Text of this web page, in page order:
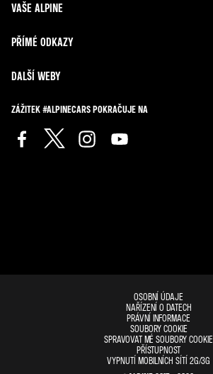
VAŠE ALPINE
PŘÍMÉ ODKAZY
DALŠÍ WEBY
ZÁŽITEK #ALPINECARS POKRAČUJE NA
OSOBNÍ ÚDAJE
NAŘÍZENÍ O DATECH
PRÁVNÍ INFORMACE
SOUBORY COOKIE
SPRAVOVAT MÉ SOUBORY COOKIE
PŘÍSTUPNOST
VYPNUTÍ MOBILNÍCH SÍTÍ 2G/3G